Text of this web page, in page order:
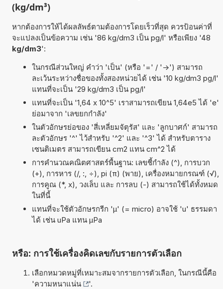
(kg/dm³)
หากต้องการให้ได้ผลลัพธ์ตามต้องการโดยเร็วที่สุด ควรป้อนค่าที่
จะแปลงเป็นข้อความ เช่น '86 kg/dm3 เป็น pg/l' หรือเพียง '48
kg/dm3':
ในกรณีส่วนใหญ่ คำว่า 'เป็น' (หรือ '=' / '->') สามารถ
ละเว้นระหว่างชื่อของทั้งสองหน่วยได้ เช่น '10 kg/dm3 pg/l'
แทนที่จะเป็น '29 kg/dm3 เป็น pg/l'
แทนที่จะเป็น '1,64 x 10^5' เราสามารถเขียน 1,64e5 ได้ 'e'
ย่อมาจาก 'เลขยกกำลัง'
ในตัวอักษรย่อของ 'สี่เหลี่ยมจัตุรัส' และ 'ลูกบาศก์' สามารถ
ละตัวอักษร '^' ไว้สำหรับ '^2' และ '^3' ได้ สำหรับตาราง
เซนติเมตร สามารถเขียน cm2 แทน cm^2 ได้
การคำนวณคณิตศาสตร์พื้นฐาน: เลขชี้กำลัง (^), การบวก
(+), การหาร (/, :, ÷), pi (π) (พาย), เครื่องหมายกรณฑ์ (√),
การคูณ (*, x), วงเล็บ และ การลบ (-) สามารถใช้ได้ทั้งหมด
ในที่นี้
แทนที่จะใช้ตัวอักษรกรีก 'µ' (= micro) อาจใช้ 'u' ธรรมดา
ได้ เช่น uPa แทน µPa
หรือ: การใช้เครื่องคิดเลขกับรายการตัวเลือก
เลือกหมวดหมู่ที่เหมาะสมจากรายการตัวเลือก, ในกรณีนี้คือ
'ความหนาแน่น
'.